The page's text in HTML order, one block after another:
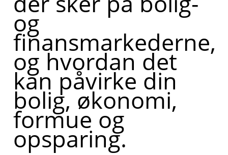
og
finansmarkederne,
og hvordan det
kan påvirke din
bolig, økonomi,
formue og
opsparing.